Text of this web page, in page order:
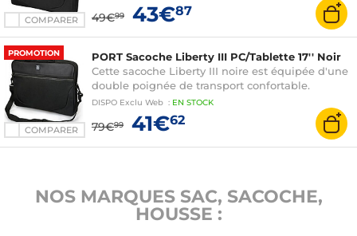
COMPARER 49€99 43€87
PROMOTION
COMPARER
PORT Sacoche Liberty III PC/Tablette 17'' Noir
Cette sacoche Liberty III noire est équipée d'une
double poignée de transport confortable.
DISPO Exclu Web : EN STOCK
79€99 41€62
NOS MARQUES SAC, SACOCHE,
HOUSSE :